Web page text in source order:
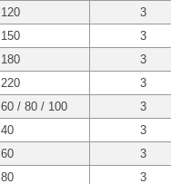
120 3
150 3
180 3
220 3
60 / 80 / 100 3
40 3
60 3
80 3